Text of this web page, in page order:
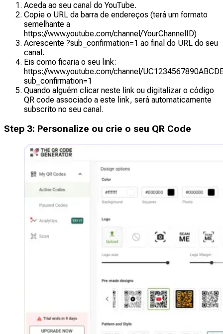
Aceda ao seu canal do YouTube.
Copie o URL da barra de endereços (terá um formato
semelhante a
https://www.youtube.com/channel/YourChannelID)
Acrescente ?sub_confirmation=1 ao final do URL do seu
canal.
Eis como ficaria o seu link:
https://www.youtube.com/channel/
sub_confirmation=1
Quando alguém clicar neste link ou digitalizar o código
QR code associado a este link, será automaticamente
subscrito no seu canal.
Step 3: Personalize ou crie o seu QR Code